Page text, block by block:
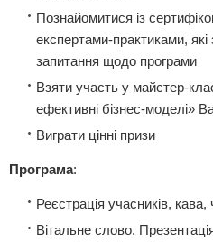
Познайомитися із
експертами-практиками, які
запитання щодо програми
Взяти участь у майстер-
ефективні бізнес-моделі»
Виграти цінні призи
Програма:
Реєстрація учасників,
Вітальне слово.